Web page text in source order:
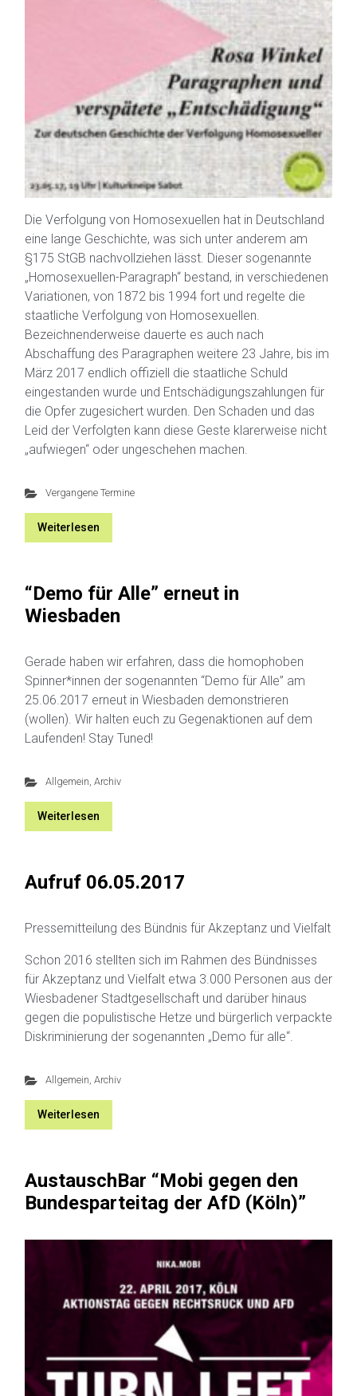
Die Verfolgung von Homosexuellen hat in Deutschland
eine lange Geschichte, was sich unter anderem am
§175 StGB nachvollziehen lässt. Dieser sogenannte
„Homosexuellen-Paragraph“ bestand, in verschiedenen
Variationen, von 1872 bis 1994 fort und regelte die
staatliche Verfolgung von Homosexuellen.
Bezeichnenderweise dauerte es auch nach
Abschaffung des Paragraphen weitere 23 Jahre, bis im
März 2017 endlich offiziell die staatliche Schuld
eingestanden wurde und Entschädigungszahlungen für
die Opfer zugesichert wurden. Den Schaden und das
Leid der Verfolgten kann diese Geste klarerweise nicht
„aufwiegen“ oder ungeschehen machen.
Vergangene Termine
Weiterlesen
“Demo für Alle” erneut in
Wiesbaden
Gerade haben wir erfahren, dass die homophoben
Spinner*innen der sogenannten “Demo für Alle” am
25.06.2017 erneut in Wiesbaden demonstrieren
(wollen). Wir halten euch zu Gegenaktionen auf dem
Laufenden! Stay Tuned!
Allgemein, Archiv
Weiterlesen
Aufruf 06.05.2017
Pressemitteilung des Bündnis für Akzeptanz und Vielfalt
Schon 2016 stellten sich im Rahmen des Bündnisses
für Akzeptanz und Vielfalt etwa 3.000 Personen aus der
Wiesbadener Stadtgesellschaft und darüber hinaus
gegen die populistische Hetze und bürgerlich verpackte
Diskriminierung der sogenannten „Demo für alle“.
Allgemein, Archiv
Weiterlesen
AustauschBar “Mobi gegen den
Bundesparteitag der AfD (Köln)”